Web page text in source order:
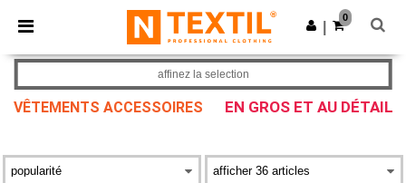
× Appli Ntextil
Meilleurs prix sur l’app !
Obtenir l'appli
0
VÊTEMENTS ACCESSOIRES EN GROS ET AU DÉTAIL
affinez la selection